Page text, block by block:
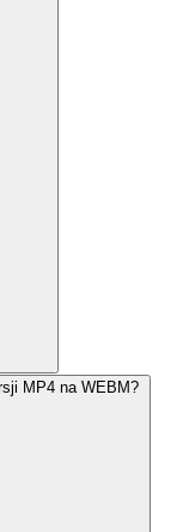
MP4 na WEBM?